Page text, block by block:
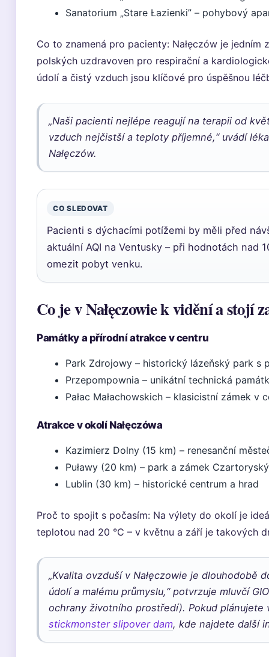
Sanatorium „Stare Łazienki” – pohybový
Co to znamená pro pacienty: Nałęczów je jedním
polských uzdravoven pro respirační a
údolí a čistý vzduch jsou klíčové pro úspěšnou
„Naši pacienti nejlépe reagují na terapii od
vzduch nejčistší a teploty příjemné,“ uvádí
Nałęczów.
CO SLEDOVAT
Pacienti s dýchacími potížemi by měli před
aktuální AQI na Ventusky – při hodnotách nad
omezit pobyt venku.
Co je v Nałęczowie k vidění a stojí
Památky a přírodní atrakce v centru
Park Zdrojowy – historický lázeňský park s
Przepompownia – unikátní technická
Pałac Małachowskich – klasicistní zámek v
Atrakce v okolí Nałęczówa
Kazimierz Dolny (15 km) – renesanční
Puławy (20 km) – park a zámek
Lublin (30 km) – historické centrum a hrad
Proč to spojit s počasím: Na výlety do okolí je
teplotou nad 20 °C – v květnu a září je takových
„Kvalita ovzduší v Nałęczowie je dlouhodobě
údolí a malému průmyslu,“ potvrzuje mluvčí
ochrany životního prostředí). Pokud
stickmonster slipover dam, kde najdete další